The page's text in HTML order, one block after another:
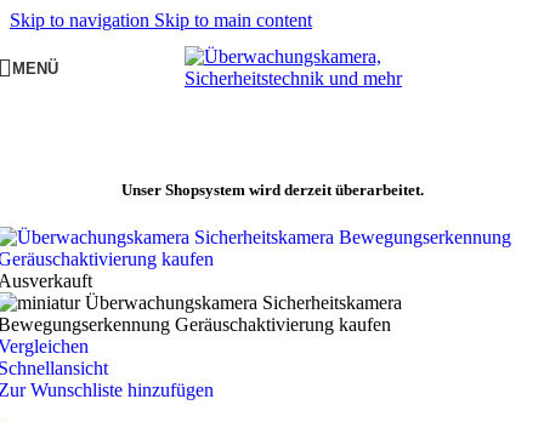
Skip to navigation Skip to main content
MENÜ
Unser Shopsystem wird derzeit überarbeitet.
Wunschliste hinzufügen